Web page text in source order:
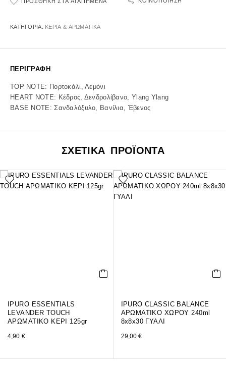
ΚΑΤΗΓΟΡΊΑ: ΚΕΡΙΑ & ΑΡΩΜΑΤΙΚΑ
ΠΕΡΙΓΡΑΦΉ
TOP NOTE: Πορτοκάλι, Λεμόνι
HEART NOTE: Κέδρος, Δενδρολίβανο, Ylang Ylang
BASE NOTE: Σανδαλόξυλο, Βανίλια, Έβενος
ΣΧΕΤΙΚΑ ΠΡΟΪΟΝΤΑ
IPURO ESSENTIALS
LEVANDER TOUCH
ΑΡΩΜΑΤΙΚΟ ΚΕΡΙ 125gr
4,90 €
IPURO CLASSIC BALANCE
ΑΡΩΜΑΤΙΚΟ ΧΩΡΟΥ 240ml
8x8x30 ΓΥΑΛΙ
29,00€